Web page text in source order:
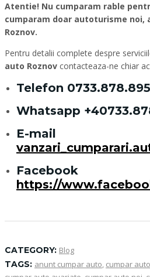
Atentie! Nu cumparam rable
cumparam doar autoturisme noi,
Roznov.
Pentru detalii complete despre
auto Roznov contacteaza-ne chiar
Telefon 0733.878.895
Whatsapp
E-mail
Facebook
https://
CATEGORY: Blog
TAGS: anunt cumpar auto, cumpar auto